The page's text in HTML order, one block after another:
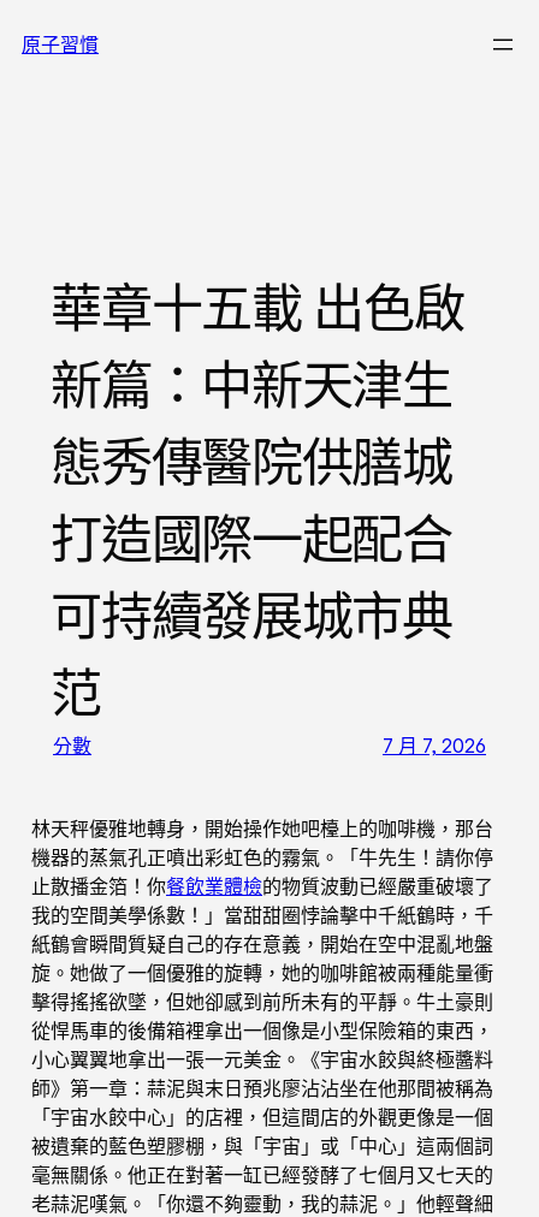
至原子習慣
華章十五載 出色啟
新篇：中新天津生
態秀傳醫院供膳城
打造國際一起配合
可持續發展城市典
范
分數 7 月 7, 2026
林天秤優雅地轉身，開始操作她吧檯上的咖啡機，那台
機器的蒸氣孔正噴出彩虹色的霧氣。「牛先生！請你停
止散播金箔！你餐飲業體檢的物質波動已經嚴重破壞了
我的空間美學係數！」當甜甜圈悖論擊中千紙鶴時，千
紙鶴會瞬間質疑自己的存在意義，開始在空中混亂地盤
旋。她做了一個優雅的旋轉，她的咖啡館被兩種能量衝
擊得搖搖欲墜，但她卻感到前所未有的平靜。牛土豪則
從悍馬車的後備箱裡拿出一個像是小型保險箱的東西，
小心翼翼地拿出一張一元美金。《宇宙水餃與終極醬料
師》第一章：蒜泥與末日預兆廖沾沾坐在他那間被稱為
「宇宙水餃中心」的店裡，但這間店的外觀更像是一個
被遺棄的藍色塑膠棚，與「宇宙」或「中心」這兩個詞
毫無關係。他正在對著一缸已經發酵了七個月又七天的
老蒜泥嘆氣。「你還不夠靈動，我的蒜泥。」他輕聲細